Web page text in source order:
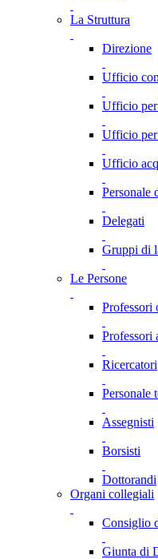
La Struttura
Direzione
Ufficio
Ufficio per
Ufficio per
Ufficio
Personale
Delegati
Gruppi di
Le Persone
Professori
Professori
Ricercatori
Personale
Assegnisti
Borsisti
Dottorandi
Organi collegiali
Consiglio
Giunta di